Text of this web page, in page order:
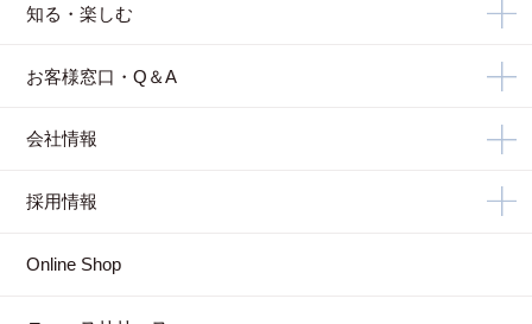
知る・楽しむ
お客様窓口・Q＆A
会社情報
採用情報
Online Shop